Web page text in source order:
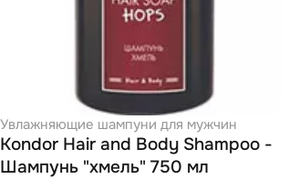
Увлажняющие шампуни для мужчин
Kondor Hair and Body Shampoo -
Шампунь "хмель" 750 мл